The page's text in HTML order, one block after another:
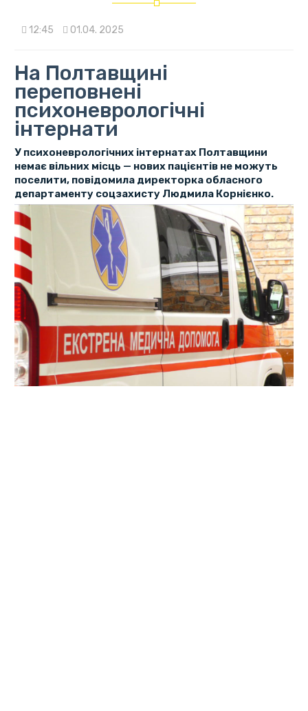
12:45 01.04. 2025
На Полтавщині
переповнені
психоневрологічні
інтернати
У психоневрологічних інтернатах Полтавщини
немає вільних місць — нових пацієнтів не можуть
поселити, повідомила директорка обласного
департаменту соцзахисту Людмила Корнієнко.